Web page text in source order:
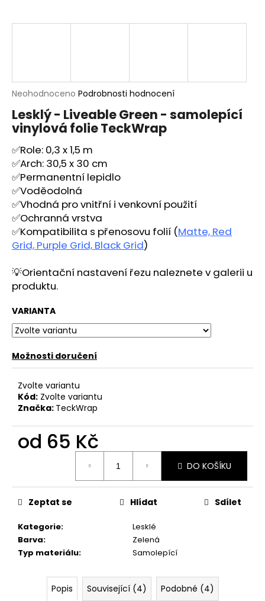
Průměrné
produktu
je
z
5
hvězdiček.
Neohodnoceno Podrobnosti hodnocení
Lesklý - Liveable Green - samolepící
vinylová folie TeckWrap
✅Role: 0,3 x 1,5 m
✅Arch: 30,5 x 30 cm
✅Permanentní lepidlo
✅Voděodolná
✅Vhodná pro vnitřní i venkovní použití
✅Ochranná vrstva
✅Kompatibilita s přenosovu folií (Matte, Red
Grid, Purple Grid, Black Grid)
💡Orientační nastavení řezu naleznete v galerii u
produktu.
VARIANTA
Možnosti doručení
Zvolte variantu
Kód: Zvolte variantu
Značka: TeckWrap
od 65 Kč
DO KOŠÍKU
Kategorie:
Lesklé
Barva:
Zelená
Typ materiálu: Samolepící
Zeptat se Hlídat Sdílet
Popis Související (4)
Podobné (4)
j
?
D
o
p
o
r
u
č
u
j
e
m
e